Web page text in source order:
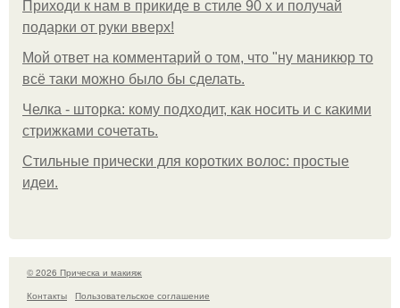
Приходи к нам в прикиде в стиле 90 х и получай
подарки от руки вверх!
Мой ответ на комментарий о том, что "ну маникюр то
всё таки можно было бы сделать.
Челка - шторка: кому подходит, как носить и с какими
стрижками сочетать.
Стильные прически для коротких волос: простые
идеи.
© 2026 Прическа и макияж
Контакты
Пользовательское соглашение